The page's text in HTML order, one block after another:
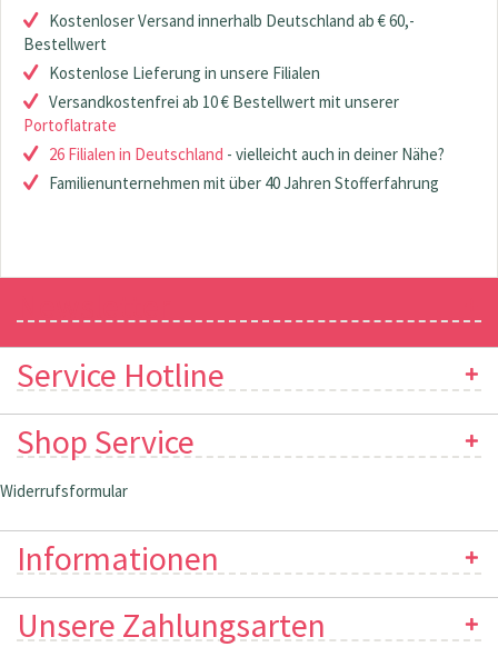
Kostenloser Versand innerhalb Deutschland ab € 60,-
Bestellwert
Kostenlose Lieferung in unsere Filialen
Versandkostenfrei ab 10 € Bestellwert mit unserer
Portoflatrate
26 Filialen in Deutschland - vielleicht auch in deiner Nähe?
Familienunternehmen mit über 40 Jahren Stofferfahrung
Service Hotline
Shop Service
Widerrufsformular
Informationen
Unsere Zahlungsarten